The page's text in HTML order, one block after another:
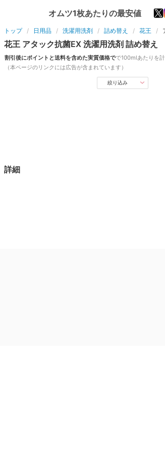
オムツ1枚あたりの最安値
トップ 日用品 洗濯用洗剤 詰め替え 花王
花王 アタック抗菌EX 洗濯用洗剤 詰め替え
割引後にポイントと送料を含めた実質価格でで100mlあたりを計
（本ページのリンクには広告が含まれています）
絞り込み
詳細